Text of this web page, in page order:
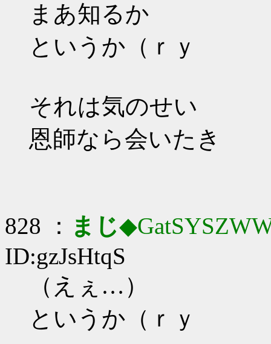
まあ知るか
というか（ｒｙ
それは気のせい
恩師なら会いたき
828 ： まじ
ID:gzJsHtqS
（えぇ…）
というか（ｒｙ